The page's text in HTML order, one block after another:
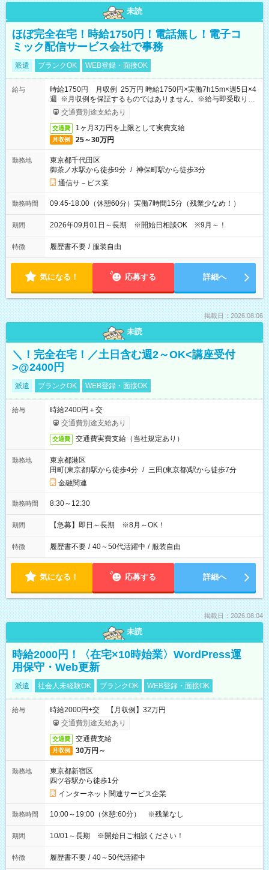
未読
ほぼ完全在宅！時給1750円！電話無し！電子コ
ミック配信サービス会社で事務
派遣 ブランクOK WEB登録・面接OK
給与
時給1750円 月収例 25万円 時給1750円×実働7h15m×週5日×4
週 ※月収例を保証するものではありません。※給与即受取りサ
ービス利用可（利用条件有）
交通費別途支給あり
交通費 1ヶ月3万円を上限として実費支給
月収例 25～30万円
勤務地
東京都千代田区
御茶ノ水駅から徒歩9分 / 神保町駅から徒歩3分
通信サ－ビス業
勤務時間 09:45-18:00（休憩60分）実働7時間15分（残業少なめ！）
期間 2026年09月01日～長期 ※開始日相談OK ※9月～！
特徴 履歴書不要 / 服装自由
気になる！ 応募する 詳細へ
掲載日：2026.08.06
未読
＼！完全在宅！／土日含む週2～OK<講座受付
>@2400円
派遣 ブランクOK WEB登録・面接OK
給与
時給2400円＋交
交通費別途支給あり
交通費 交通費実費支給（当社規定あり）
勤務地
東京都港区
田町(東京都)駅から徒歩4分 / 三田(東京都)駅から徒歩7分
金融関連
勤務時間 8:30～12:30
期間 【急募】即日～長期 ※8月～OK！
特徴 履歴書不要 / 40～50代活躍中 / 服装自由
気になる！ 応募する 詳細へ
掲載日：2026.08.04
未読
時給2000円！〈在宅×10時始業〉WordPress運
用保守・Web更新
派遣 社会人未経験OK ブランクOK WEB登録・面接OK
給与
時給2000円+交 【月収例】32万円
交通費別途支給あり
交通費 交通費支給
月収例 30万円～
勤務地
東京都新宿区
四ツ谷駅から徒歩1分
インターネット関連サービス企業
勤務時間 10:00～19:00（休憩:60分） ※残業なし
期間 10/01～長期 ※開始日ご相談ください！
特徴 履歴書不要 / 40～50代活躍中